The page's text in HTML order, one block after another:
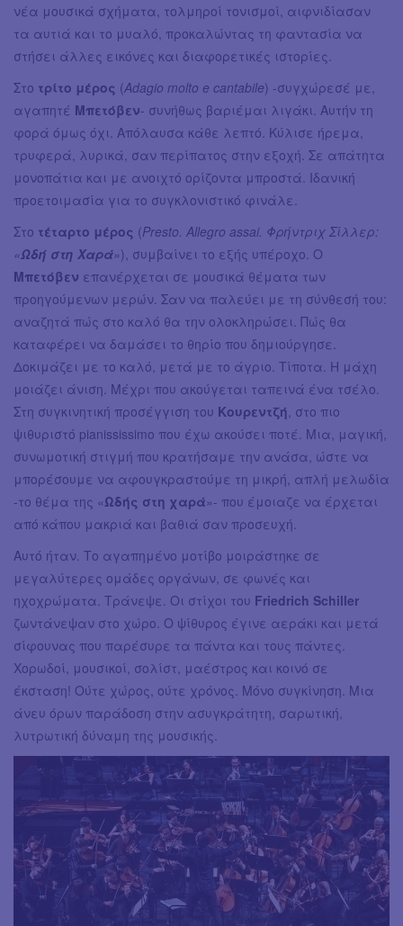
νέα μουσικά σχήματα, τολμηροί τονισμοί, αιφνιδίασαν
τα αυτιά και το μυαλό, προκαλώντας τη φαντασία να
στήσει άλλες εικόνες και διαφορετικές ιστορίες.
Στο τρίτο μέρος (Adagio molto e cantabile) -συγχώρεσέ με,
αγαπητέ Μπετόβεν- συνήθως βαριέμαι λιγάκι. Αυτήν τη
φορά όμως όχι. Απόλαυσα κάθε λεπτό. Κύλισε ήρεμα,
τρυφερά, λυρικά, σαν περίπατος στην εξοχή. Σε απάτητα
μονοπάτια και με ανοιχτό ορίζοντα μπροστά. Ιδανική
προετοιμασία για το συγκλονιστικό φινάλε.
Στο τέταρτο μέρος (Presto. Allegro assai. Φρήντριχ Σίλλερ:
«Ωδή στη Χαρά»), συμβαίνει το εξής υπέροχο. Ο
Μπετόβεν επανέρχεται σε μουσικά θέματα των
προηγούμενων μερών. Σαν να παλεύει με τη σύνθεσή του:
αναζητά πώς στο καλό θα την ολοκληρώσει. Πώς θα
καταφέρει να δαμάσει το θηρίο που δημιούργησε.
Δοκιμάζει με το καλό, μετά με το άγριο. Τίποτα. Η μάχη
μοιάζει άνιση. Μέχρι που ακούγεται ταπεινά ένα τσέλο.
Στη συγκινητική προσέγγιση του Κουρεντζή , στο πιο
ψιθυριστό pianississimo που έχω ακούσει ποτέ. Μια, μαγική,
συνωμοτική στιγμή που κρατήσαμε την ανάσα, ώστε να
μπορέσουμε να αφουγκραστούμε τη μικρή, απλή μελωδία
-το θέμα της «Ωδής στη χαρά»- που έμοιαζε να έρχεται
από κάπου μακριά και βαθιά σαν προσευχή.
Αυτό ήταν. Το αγαπημένο μοτίβο μοιράστηκε σε
μεγαλύτερες ομάδες οργάνων, σε φωνές και
ηχοχρώματα. Τράνεψε. Οι στίχοι του Friedrich Schiller
ζωντάνεψαν στο χώρο. Ο ψίθυρος έγινε αεράκι και μετά
σίφουνας που παρέσυρε τα πάντα και τους πάντες.
Χορωδοί, μουσικοί, σολίστ, μαέστρος και κοινό σε
έκσταση! Ούτε χώρος, ούτε χρόνος. Μόνο συγκίνηση. Μια
άνευ όρων παράδοση στην ασυγκράτητη, σαρωτική,
λυτρωτική δύναμη της μουσικής.